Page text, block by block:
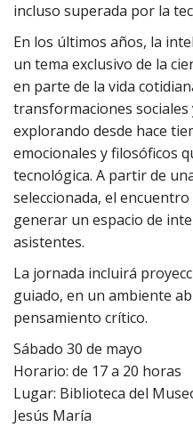
incluso superada por la
En los últimos años, la
un tema exclusivo de la
en parte de la vida
transformaciones sociales
explorando desde hace
emocionales y filosóficos
tecnológica. A partir de
seleccionada, el
generar un espacio de
asistentes.
La jornada incluirá
guiado, en un ambiente
pensamiento crítico.
Sábado 30 de mayo
Horario: de 17 a 20 horas
Lugar: Biblioteca del
Jesús María